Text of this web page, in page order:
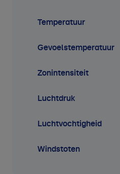
Temperatuur
Gevoelstemperatuur
Zonintensiteit
Luchtdruk
Luchtvochtigheid
Windstoten